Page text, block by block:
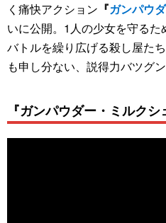
く痛快アクション 『ガンパウ
いに公開。1人の少女を守る
バトルを繰り広げる殺し屋た
も申し分ない、説得力バツグ
『ガンパウダー・ミルクシ